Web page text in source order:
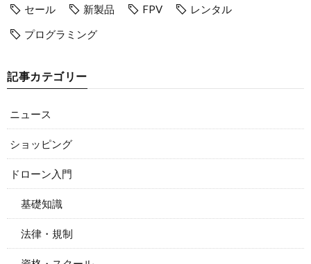
セール 新製品 FPV
レンタル
プログラミング
記事カテゴリー
ニュース
ショッピング
ドローン入門
基礎知識
法律・規制